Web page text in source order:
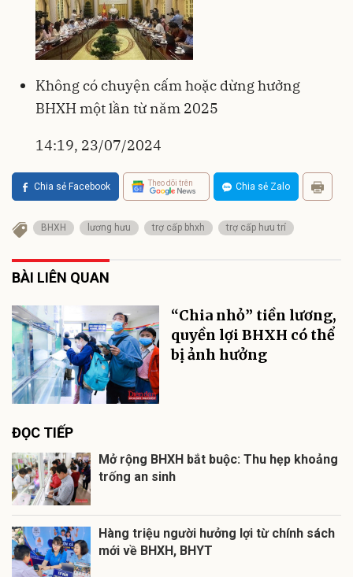
Không có chuyện cấm hoặc dừng hưởng
BHXH một lần từ năm 2025
14:19, 23/07/2024
Chia sẻ Facebook Theo dõi trên Chia sẻ Zalo
BHXH lương hưu trợ cấp bhxh trợ cấp hưu trí
BÀI LIÊN QUAN
“Chia nhỏ” tiền lương,
quyền lợi BHXH có thể
bị ảnh hưởng
ĐỌC TIẾP
Mở rộng BHXH bắt buộc: Thu hẹp khoảng
trống an sinh
Hàng triệu người hưởng lợi từ chính sách
mới về BHXH, BHYT